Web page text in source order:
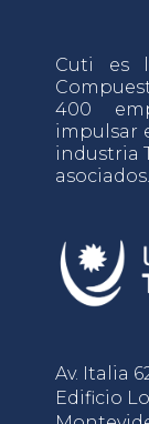
Cuti es
400
impulsar
industria
asociados.
Av. Italia
Edificio